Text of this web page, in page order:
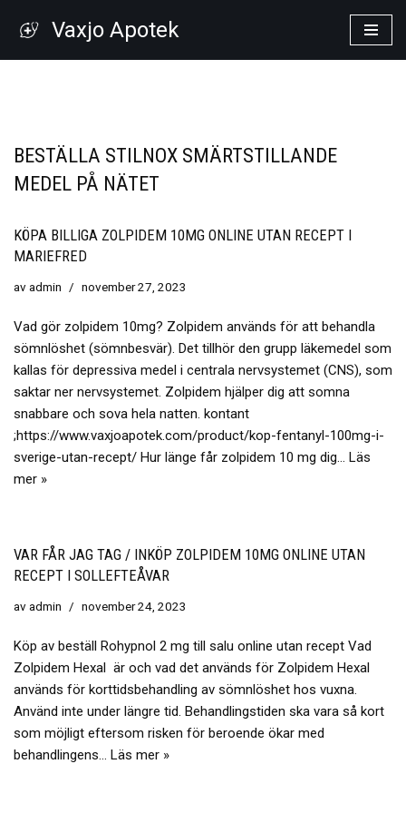
Vaxjo Apotek
BESTÄLLA STILNOX SMÄRTSTILLANDE
MEDEL PÅ NÄTET
KÖPA BILLIGA ZOLPIDEM 10MG ONLINE UTAN RECEPT I
MARIEFRED
avadmin november 27, 2023
Vad gör zolpidem 10mg? Zolpidem används för att behandla
sömnlöshet (sömnbesvär). Det tillhör den grupp läkemedel som
kallas för depressiva medel i centrala nervsystemet (CNS), som
saktar ner nervsystemet. Zolpidem hjälper dig att somna
snabbare och sova hela natten. kontant
;https://www.vaxjoapotek.com/product/kop-fentanyl-100mg-i-
sverige-utan-recept/ Hur länge får zolpidem 10 mg dig… Läs
mer »
VAR FÅR JAG TAG / INKÖP ZOLPIDEM 10MG ONLINE UTAN
RECEPT I SOLLEFTEÅVAR
avadmin november 24, 2023
Köp av beställ Rohypnol 2 mg till salu online utan recept Vad
Zolpidem Hexal är och vad det används för Zolpidem Hexal
används för korttidsbehandling av sömnlöshet hos vuxna.
Använd inte under längre tid. Behandlingstiden ska vara så kort
som möjligt eftersom risken för beroende ökar med
behandlingens… Läs mer »